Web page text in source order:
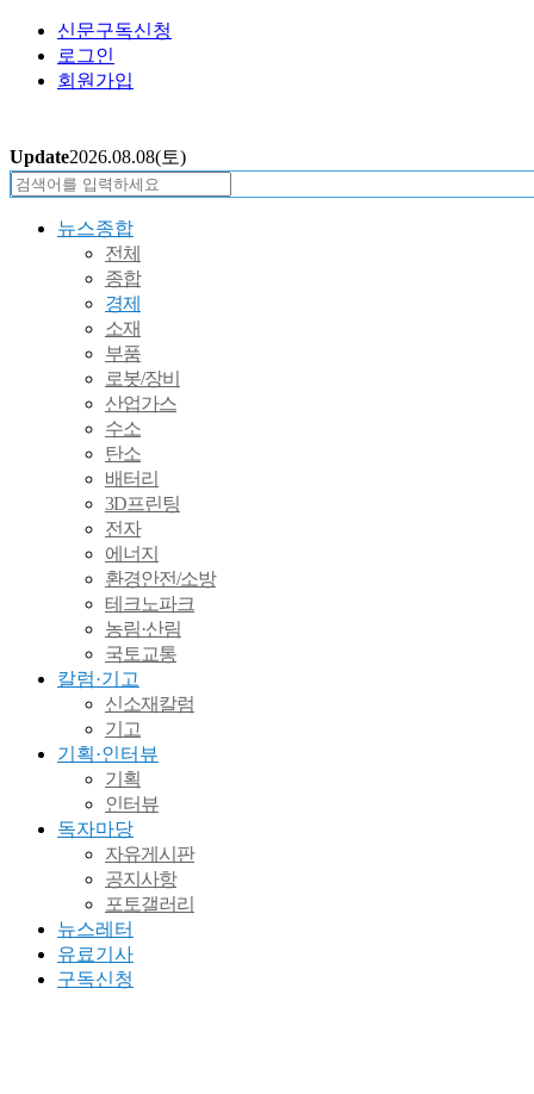
신문구독신청
로그인
회원가입
Update2026.08.08(토)
뉴스종합
전체
종합
경제
소재
부품
로봇/장비
산업가스
수소
탄소
배터리
3D프린팅
전자
에너지
환경안전/소방
테크노파크
농림·산림
국토교통
칼럼·기고
신소재칼럼
기고
기획·인터뷰
기획
인터뷰
독자마당
자유게시판
공지사항
포토갤러리
뉴스레터
유료기사
구독신청